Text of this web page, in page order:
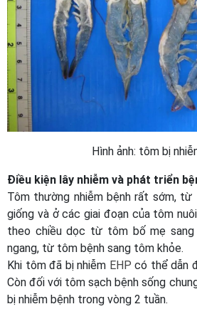
Hình ảnh: tôm bị
Điều kiện lây nhiễm và phát triển
Tôm thường nhiễm bệnh rất sớm, từ
giống và ở các giai đoạn của tôm
theo chiều dọc từ tôm bố mẹ sang
ngang, từ tôm bệnh sang tôm khỏe.
Khi tôm đã bị nhiễm EHP có thể dẫn
Còn đối với tôm sạch bệnh sống
bị nhiễm bệnh trong vòng 2 tuần.